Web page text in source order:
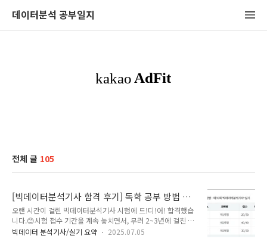
데이터분석 공부일지
전체 글 105
[빅데이터분석기사 합격 후기] 독학 공부 방법 &
시험 꿀팁 공유
오랜 시간이 걸린 빅데이터분석기사 시험에 드!디!어! 합격했습
니다.😊시험 접수 기간을 계속 놓치면서, 무려 2~3년에 걸친 대
장정이 끝났습니다. 후우~련!제가 직접 공부하면서 느낀 팁들과
빅데이터 분석기사/실기 요약 2025.07.05